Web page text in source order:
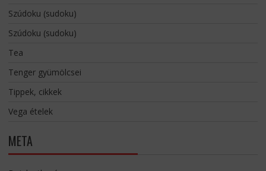
Szúdoku (sudoku)
Szúdoku (sudoku)
Tea
Tenger gyümölcsei
Tippek, cikkek
Vega ételek
META